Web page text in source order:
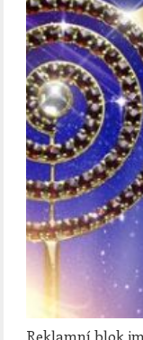
Reklamní blok